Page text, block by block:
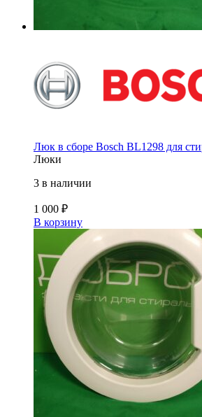
Люк в сборе Bosch BL1298 для
Люки
3 в наличии
1 000 ₽
В корзину